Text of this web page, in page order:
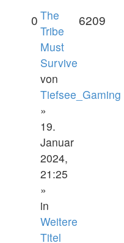
The
Tribe
Must
Survive
von
Tiefsee_Gaming
»
19.
Januar
2024,
21:25
»
in
Weitere
Titel
0 6209